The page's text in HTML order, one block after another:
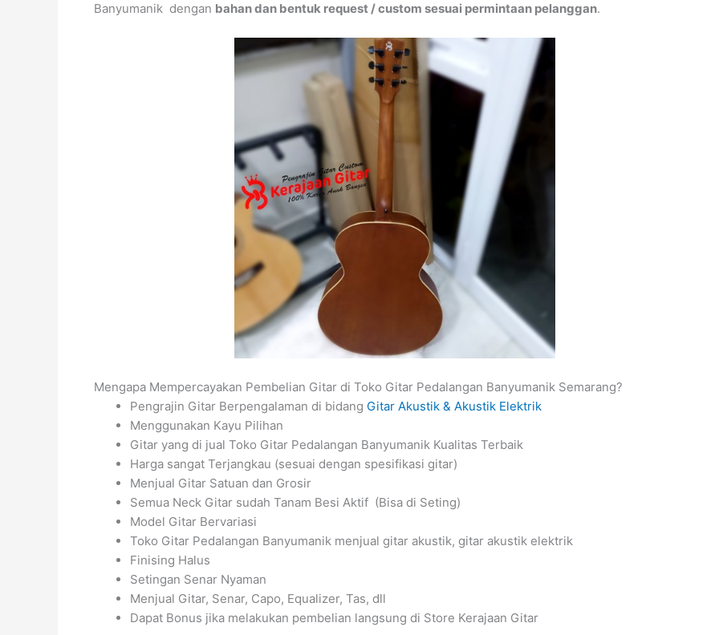
Banyumanik dengan bahan dan bentuk request / custom sesuai permintaan pelanggan.
Mengapa Mempercayakan Pembelian Gitar di Toko Gitar Pedalangan Banyumanik Semarang?
Pengrajin Gitar Berpengalaman di bidang Gitar Akustik & Akustik Elektrik
Menggunakan Kayu Pilihan
Gitar yang di jual Toko Gitar Pedalangan Banyumanik Kualitas Terbaik
Harga sangat Terjangkau (sesuai dengan spesifikasi gitar)
Menjual Gitar Satuan dan Grosir
Semua Neck Gitar sudah Tanam Besi Aktif (Bisa di Seting)
Model Gitar Bervariasi
Toko Gitar Pedalangan Banyumanik menjual gitar akustik, gitar akustik elektrik
Finising Halus
Setingan Senar Nyaman
Menjual Gitar, Senar, Capo, Equalizer, Tas, dll
Dapat Bonus jika melakukan pembelian langsung di Store Kerajaan Gitar